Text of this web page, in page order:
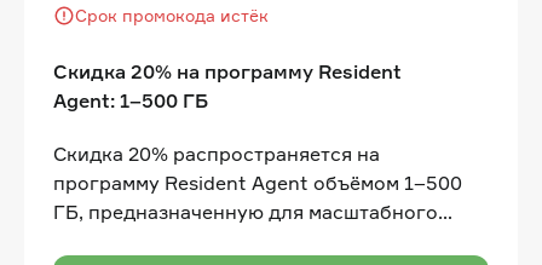
Скидка 20% на программу Resident
Agent: 1–500 ГБ
Срок промокода истёк
Скидка 20% распространяется на
программу Resident Agent объёмом 1–500
ГБ, предназначенную для масштабного